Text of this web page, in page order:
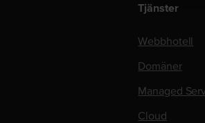
Tjänster
Webbhotell
Domäner
Managed
Cloud